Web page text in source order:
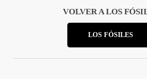
VOLVER A LOS
LOS FÓSILES